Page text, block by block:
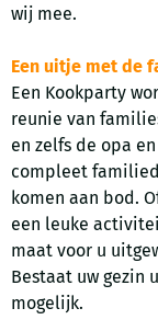
wij mee.
Een uitje met de
Een Kookparty
reunie van
en zelfs de opa
compleet
komen aan bod.
een leuke
maat voor u
Bestaat uw gezin
mogelijk.